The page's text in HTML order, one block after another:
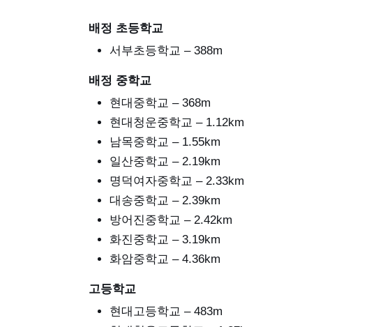
배정 초등학교
서부초등학교 – 388m
배정 중학교
현대중학교 – 368m
현대청운중학교 – 1.12km
남목중학교 – 1.55km
일산중학교 – 2.19km
명덕여자중학교 – 2.33km
대송중학교 – 2.39km
방어진중학교 – 2.42km
화진중학교 – 3.19km
화암중학교 – 4.36km
고등학교
현대고등학교 – 483m